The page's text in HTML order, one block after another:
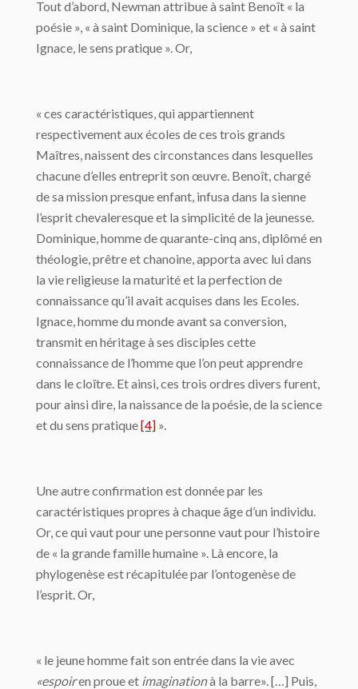
Tout d’abord, Newman attribue à saint Benoît « la
poésie », « à saint Dominique, la science » et « à saint
Ignace, le sens pratique ». Or,
« ces caractéristiques, qui appartiennent
respectivement aux écoles de ces trois grands
Maîtres, naissent des circonstances dans lesquelles
chacune d’elles entreprit son œuvre. Benoît, chargé
de sa mission presque enfant, infusa dans la sienne
l’esprit chevaleresque et la simplicité de la jeunesse.
Dominique, homme de quarante-cinq ans, diplômé en
théologie, prêtre et chanoine, apporta avec lui dans
la vie religieuse la maturité et la perfection de
connaissance qu’il avait acquises dans les Ecoles.
Ignace, homme du monde avant sa conversion,
transmit en héritage à ses disciples cette
connaissance de l’homme que l’on peut apprendre
dans le cloître. Et ainsi, ces trois ordres divers furent,
pour ainsi dire, la naissance de la poésie, de la science
et du sens pratique[4] ».
Une autre confirmation est donnée par les
caractéristiques propres à chaque âge d’un individu.
Or, ce qui vaut pour une personne vaut pour l’histoire
de « la grande famille humaine ». Là encore, la
phylogenèse est récapitulée par l’ontogenèse de
l’esprit. Or,
« le jeune homme fait son entrée dans la vie avec
«espoiren proue et imaginationà la barre». […] Puis,